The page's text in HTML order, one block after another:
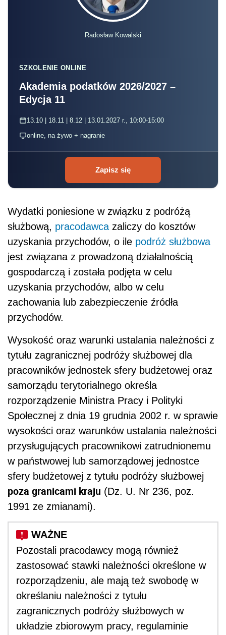
Radosław Kowalski
SZKOLENIE ONLINE
Akademia podatków 2026/2027 –
Edycja 11
13.10 | 18.11 | 8.12 | 13.01.2027 r., 10:00-15:00
online, na żywo + nagranie
Zapisz się
Wydatki poniesione w związku z podróżą
służbową, pracodawca zaliczy do kosztów
uzyskania przychodów, o ile podróż służbowa
jest związana z prowadzoną działalnością
gospodarczą i została podjęta w celu
uzyskania przychodów, albo w celu
zachowania lub zabezpieczenie źródła
przychodów.
Wysokość oraz warunki ustalania należności z
tytułu zagranicznej podróży służbowej dla
pracowników jednostek sfery budżetowej oraz
samorządu terytorialnego określa
rozporządzenie Ministra Pracy i Polityki
Społecznej z dnia 19 grudnia 2002 r. w sprawie
wysokości oraz warunków ustalania należności
przysługujących pracownikowi zatrudnionemu
w państwowej lub samorządowej jednostce
sfery budżetowej z tytułu podróży służbowej
poza granicami kraju (Dz. U. Nr 236, poz.
1991 ze zmianami).
Pozostali pracodawcy mogą również
zastosować stawki należności określone w
rozporządzeniu, ale mają też swobodę w
określaniu należności z tytułu
zagranicznych podróży służbowych w
układzie zbiorowym pracy, regulaminie